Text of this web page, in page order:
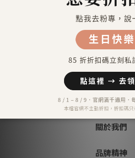
顧客評價
尚未有任何評價
關於我們
品牌精神